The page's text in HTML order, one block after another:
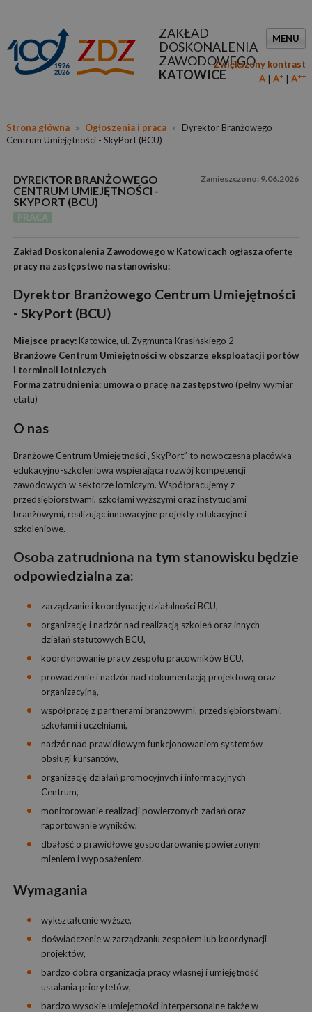
ZAKŁAD
DOSKONALENIA
ZAWODOWEGO
KATOWICE
MENU
Zwiększony kontrast
A
A+ A++
Strona główna » Ogłoszenia i praca »
Dyrektor Branżowego
Centrum Umiejętności - SkyPort (BCU)
DYREKTOR BRANŻOWEGO
CENTRUM UMIEJĘTNOŚCI -
SKYPORT (BCU)
9.06.2026
PRACA
Zakład Doskonalenia Zawodowego w Katowicach ogłasza ofertę
pracy na zastępstwo na stanowisku:
Dyrektor Branżowego Centrum Umiejętności
- SkyPort (BCU)
Miejsce pracy:Katowice, ul. Zygmunta Krasińskiego 2
Branżowe Centrum Umiejętności w obszarze eksploatacji portów
i terminali lotniczych
Forma zatrudnienia: umowa o pracę na zastępstwo(pełny wymiar
etatu)
O nas
Branżowe Centrum Umiejętności „SkyPort” to nowoczesna placówka
edukacyjno-szkoleniowa wspierająca rozwój kompetencji
zawodowych w sektorze lotniczym. Współpracujemy z
przedsiębiorstwami, szkołami wyższymi oraz instytucjami
branżowymi, realizując innowacyjne projekty edukacyjne i
szkoleniowe.
Osoba zatrudniona na tym stanowisku będzie
odpowiedzialna za:
zarządzanie i koordynację działalności BCU,
organizację i nadzór nad realizacją szkoleń oraz innych
działań statutowych BCU,
koordynowanie pracy zespołu pracowników BCU,
prowadzenie i nadzór nad dokumentacją projektową oraz
organizacyjną,
współpracę z partnerami branżowymi, przedsiębiorstwami,
szkołami i uczelniami,
nadzór nad prawidłowym funkcjonowaniem systemów
obsługi kursantów,
organizację działań promocyjnych i informacyjnych
Centrum,
monitorowanie realizacji powierzonych zadań oraz
raportowanie wyników,
dbałość o prawidłowe gospodarowanie powierzonym
mieniem i wyposażeniem.
Wymagania
wykształcenie wyższe,
doświadczenie w zarządzaniu zespołem lub koordynacji
projektów,
bardzo dobra organizacja pracy własnej i umiejętność
ustalania priorytetów,
bardzo wysokie umiejętności interpersonalne także w